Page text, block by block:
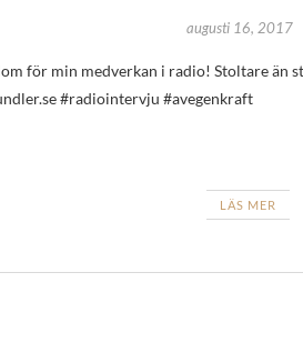
augusti 16, 2017
#radiointervju #avegenkraft
LÄS MER